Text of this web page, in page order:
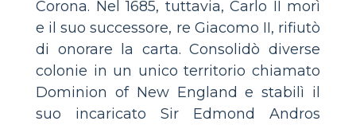
Corona. Nel 1685, tuttavia, Carlo II morì
e il suo successore, re Giacomo II, rifiutò
di onorare la carta. Consolidò diverse
colonie in un unico territorio chiamato
Dominion of New England e stabilì il
suo incaricato Sir Edmond Andros